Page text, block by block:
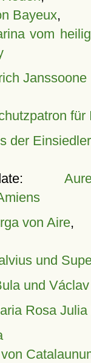
Bayeux,
vom
Janssoone
für
der Einsiedler
von Aire,
und
und
Rosa